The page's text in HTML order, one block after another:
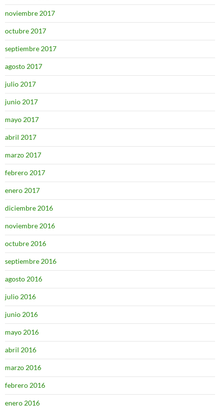
noviembre 2017
octubre 2017
septiembre 2017
agosto 2017
julio 2017
junio 2017
mayo 2017
abril 2017
marzo 2017
febrero 2017
enero 2017
diciembre 2016
noviembre 2016
octubre 2016
septiembre 2016
agosto 2016
julio 2016
junio 2016
mayo 2016
abril 2016
marzo 2016
febrero 2016
enero 2016